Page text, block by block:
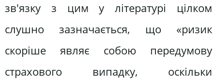
зв'язку з цим у літературі цілком
слушно зазначається, що «ризик
скоріше являє собою передумову
страхового випадку, оскільки